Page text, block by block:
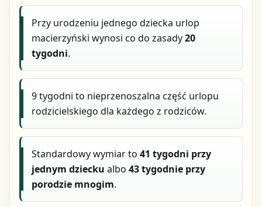
Przy urodzeniu jednego dziecka urlop
macierzyński wynosi co do zasady20
tygodni.
9 tygodni to nieprzenoszalna część urlopu
rodzicielskiego dla każdego z rodziców.
Standardowy wymiar to41 tygodni przy
jednym dziecku albo43 tygodnie przy
porodzie mnogim.